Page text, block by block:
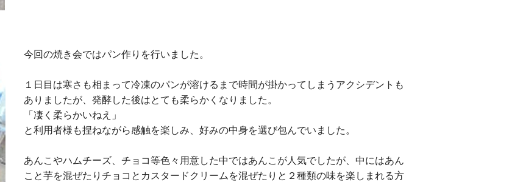
今回の焼き会ではパン作りを行いました。
１日目は寒さも相まって冷凍のパンが溶けるまで時間が掛かってしまうアクシデントも
ありましたが、発酵した後はとても柔らかくなりました。
「凄く柔らかいねえ」
と利用者様も捏ねながら感触を楽しみ、好みの中身を選び包んでいました。
あんこやハムチーズ、チョコ等色々用意した中ではあんこが人気でしたが、中にはあん
こと芋を混ぜたりチョコとカスタードクリームを混ぜたりと２種類の味を楽しまれる方